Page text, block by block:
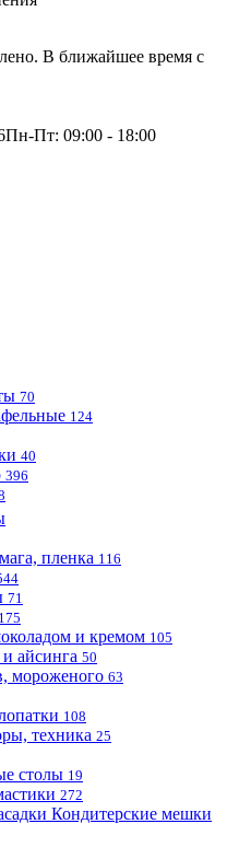
В ближайшее время с
Пн-Пт: 09:00 - 18:00
70
124
40
396
пленка 116
71
175
и кремом 105
айсинга 50
мороженого 63
108
техника 25
столы 19
272
Кондитерские мешки